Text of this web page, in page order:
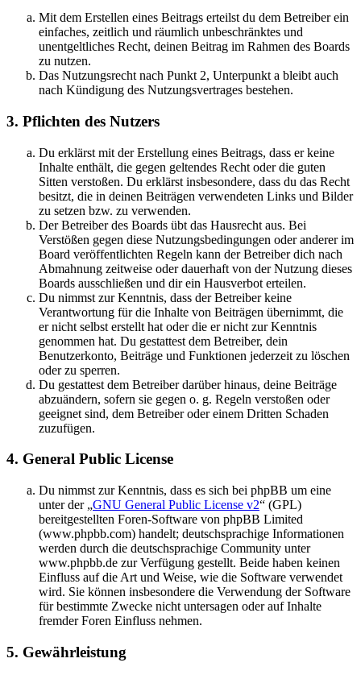
Mit dem Erstellen eines Beitrags erteilst du dem Betreiber ein
einfaches, zeitlich und räumlich unbeschränktes und
unentgeltliches Recht, deinen Beitrag im Rahmen des Boards
zu nutzen.
Das Nutzungsrecht nach Punkt 2, Unterpunkt a bleibt auch
nach Kündigung des Nutzungsvertrages bestehen.
3. Pflichten des Nutzers
Du erklärst mit der Erstellung eines Beitrags, dass er keine
Inhalte enthält, die gegen geltendes Recht oder die guten
Sitten verstoßen. Du erklärst insbesondere, dass du das Recht
besitzt, die in deinen Beiträgen verwendeten Links und Bilder
zu setzen bzw. zu verwenden.
Der Betreiber des Boards übt das Hausrecht aus. Bei
Verstößen gegen diese Nutzungsbedingungen oder anderer im
Board veröffentlichten Regeln kann der Betreiber dich nach
Abmahnung zeitweise oder dauerhaft von der Nutzung dieses
Boards ausschließen und dir ein Hausverbot erteilen.
Du nimmst zur Kenntnis, dass der Betreiber keine
Verantwortung für die Inhalte von Beiträgen übernimmt, die
er nicht selbst erstellt hat oder die er nicht zur Kenntnis
genommen hat. Du gestattest dem Betreiber, dein
Benutzerkonto, Beiträge und Funktionen jederzeit zu löschen
oder zu sperren.
Du gestattest dem Betreiber darüber hinaus, deine Beiträge
abzuändern, sofern sie gegen o. g. Regeln verstoßen oder
geeignet sind, dem Betreiber oder einem Dritten Schaden
zuzufügen.
4. General Public License
Du nimmst zur Kenntnis, dass es sich bei phpBB um eine
unter der „GNU General Public License v2“ (GPL)
bereitgestellten Foren-Software von phpBB Limited
(www.phpbb.com) handelt; deutschsprachige Informationen
werden durch die deutschsprachige Community unter
www.phpbb.de zur Verfügung gestellt. Beide haben keinen
Einfluss auf die Art und Weise, wie die Software verwendet
wird. Sie können insbesondere die Verwendung der Software
für bestimmte Zwecke nicht untersagen oder auf Inhalte
fremder Foren Einfluss nehmen.
5. Gewährleistung